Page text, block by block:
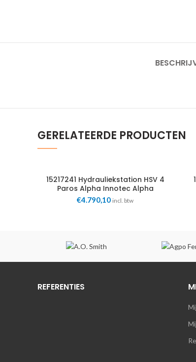
GERELATEERDE PRODUCTEN
15217241 Hydrauliekstation HSV 4
Paros Alpha Innotec Alpha
Innotec
€4.790,10 incl. btw
REFERENTIES